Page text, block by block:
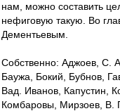
нам, можно составить
нефиговую такую. Во
Дементьевым.
Собственно: Аджоев, С.
Баужа, Бокий, Бубнов,
Вад. Иванов, Капустин,
Комбаровы, Мирзоев, В.